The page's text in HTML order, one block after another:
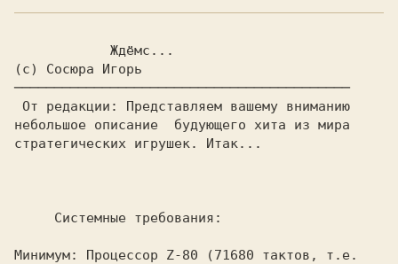
От редакции:
Представляем вашему вниманию
небольшое описание  будующего хита из мира
стратегических игрушек. Итак...
Минимум:
Процессор Z-80 (71680 тактов, т.е.